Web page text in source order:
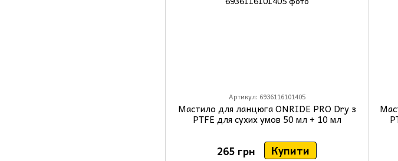
Артикул: 6936116101405
Мастило для ланцюга ONRIDE PRO Dry з
PTFE для сухих умов 50 мл + 10 мл
265 грн Купити